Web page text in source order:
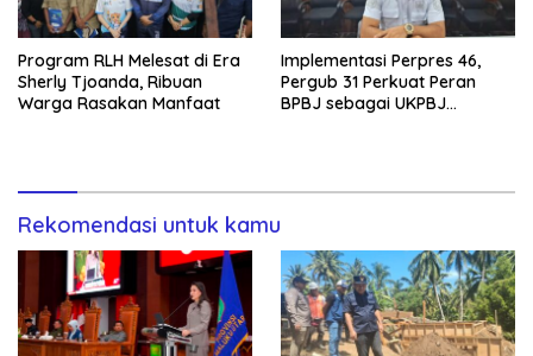
Program RLH Melesat di Era
Sherly Tjoanda, Ribuan
Warga Rasakan Manfaat
Implementasi Perpres 46,
Pergub 31 Perkuat Peran
BPBJ sebagai UKPBJ
Rekomendasi untuk kamu